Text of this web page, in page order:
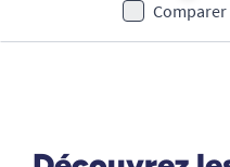
Comparer